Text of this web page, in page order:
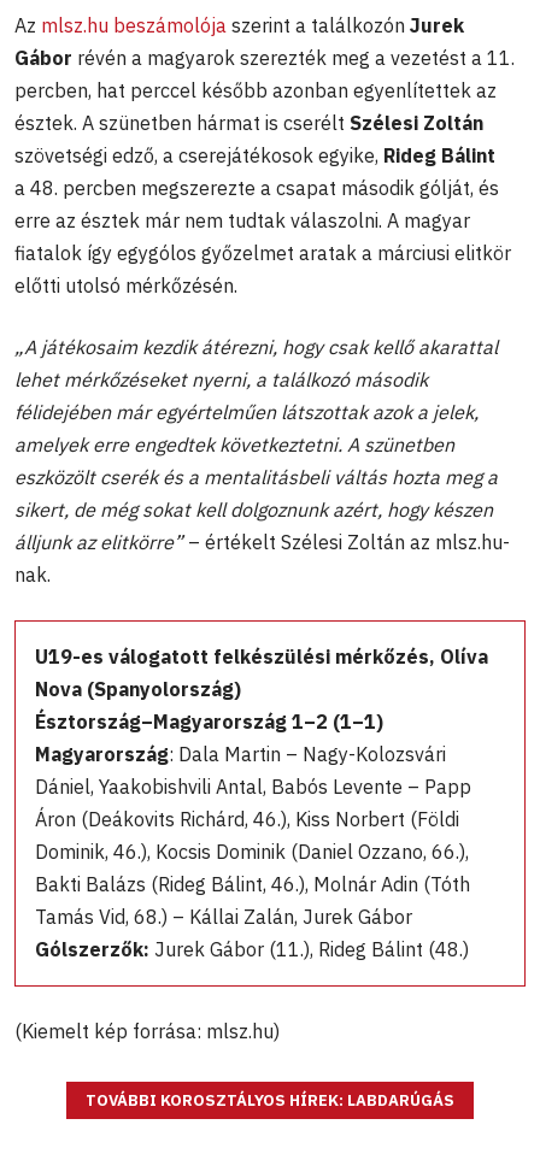
Az mlsz.hu beszámolója szerint a találkozón Jurek
Gábor révén a magyarok szerezték meg a vezetést a 11.
percben, hat perccel később azonban egyenlítettek az
észtek. A szünetben hármat is cserélt Szélesi Zoltán
szövetségi edző, a cserejátékosok egyike, Rideg Bálint
a 48. percben megszerezte a csapat második gólját, és
erre az észtek már nem tudtak válaszolni. A magyar
fiatalok így egygólos győzelmet aratak a márciusi elitkör
előtti utolsó mérkőzésén.
„A játékosaim kezdik átérezni, hogy csak kellő akarattal
lehet mérkőzéseket nyerni, a találkozó második
félidejében már egyértelműen látszottak azok a jelek,
amelyek erre engedtek következtetni. A szünetben
eszközölt cserék és a mentalitásbeli váltás hozta meg a
sikert, de még sokat kell dolgoznunk azért, hogy készen
álljunk az elitkörre”– értékelt Szélesi Zoltán az mlsz.hu-
nak.
U19-es válogatott felkészülési mérkőzés, Olíva
Nova (Spanyolország)
Észtország–Magyarország 1–2 (1–1)
Magyarország: Dala Martin – Nagy-Kolozsvári
Dániel, Yaakobishvili Antal, Babós Levente – Papp
Áron (Deákovits Richárd, 46.), Kiss Norbert (Földi
Dominik, 46.), Kocsis Dominik (Daniel Ozzano, 66.),
Bakti Balázs (Rideg Bálint, 46.), Molnár Adin (Tóth
Tamás Vid, 68.) – Kállai Zalán, Jurek Gábor
Gólszerzők: Jurek Gábor (11.), Rideg Bálint (48.)
(Kiemelt kép forrása: mlsz.hu)
TOVÁBBI KOROSZTÁLYOS HÍREK: LABDARÚGÁS